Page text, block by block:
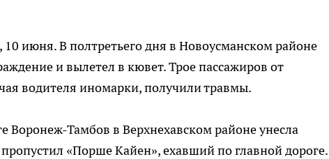
июня. В полтретьего дня в Новоусманском районе
и вылетел в кювет. Трое пассажиров от
водителя иномарки, получили травмы.
Воронеж-Тамбов в Верхнехавском районе унесла
«Порше Кайен», ехавший по главной дороге.